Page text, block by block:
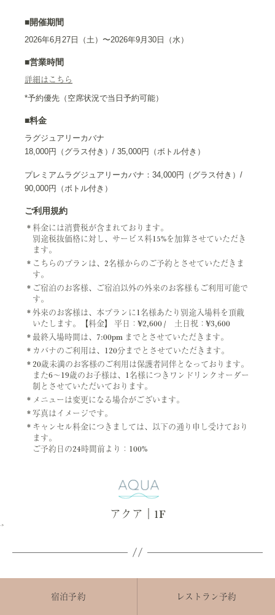
宿泊予約 レストラン予約
■開催期間
2026年6月27日（土）〜2026年9月30日（水）
■営業時間
詳細はこちら
*予約優先（空席状況で当日予約可能）
■料金
ラグジュアリーカバナ
18,000円（グラス付き）/ 35,000円（ボトル付き）
プレミアムラグジュアリーカバナ：34,000円（グラス付き）/
90,000円（ボトル付き）
ご利用規約
料金には消費税が含まれております。
別途税抜価格に対し、サービス料15%を加算させていただき
ます。
こちらのプランは、2名様からのご予約とさせていただきま
す。
ご宿泊のお客様、ご宿泊以外の外来のお客様もご利用可能で
す。
外来のお客様は、本プランに1名様あたり別途入場料を頂戴
いたします。【料金】 平日：¥2,600 / 土日祝：¥3,600
最終入場時間は、7:00pm までとさせていただきます。
カバナのご利用は、120分までとさせていただきます。
20歳未満のお客様のご利用は保護者同伴となっております。
また6～19歳のお子様は、1名様につきワンドリンクオーダー
制とさせていただいております。
メニューは変更になる場合がございます。
写真はイメージです。
キャンセル料金につきましては、以下の通り申し受けており
ます。
ご予約日の24時間前より：100%
アクア｜1F
–>
テ